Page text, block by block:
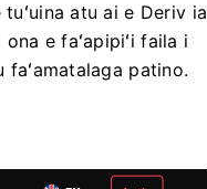
atu ai e Deriv ia
e faʻapipiʻi faila i
patino.